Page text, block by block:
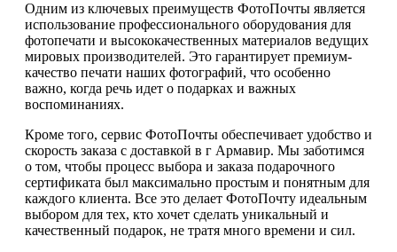
Одним из ключевых преимуществ ФотоПочты является
использование профессионального оборудования для
фотопечати и высококачественных материалов ведущих
мировых производителей. Это гарантирует премиум-
качество печати наших фотографий, что особенно
важно, когда речь идет о подарках и важных
воспоминаниях.
Кроме того, сервис ФотоПочты обеспечивает удобство и
скорость заказа с доставкой в г Армавир. Мы заботимся
о том, чтобы процесс выбора и заказа подарочного
сертификата был максимально простым и понятным для
каждого клиента. Все это делает ФотоПочту идеальным
выбором для тех, кто хочет сделать уникальный и
качественный подарок, не тратя много времени и сил.